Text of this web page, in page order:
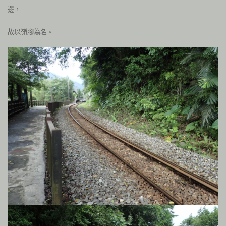
邊，
故以嶺腳為名。